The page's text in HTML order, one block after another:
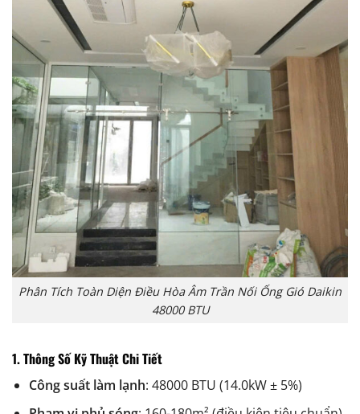
Phân Tích Toàn Diện Điều Hòa Âm Trần Nối Ống Gió Daikin
48000 BTU
1. Thông Số Kỹ Thuật Chi Tiết
Công suất làm lạnh: 48000 BTU (14.0kW ± 5%)